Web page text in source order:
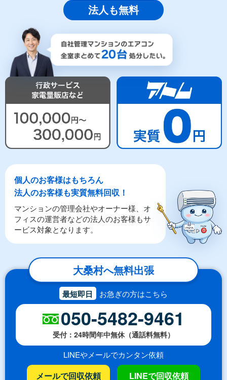
法人も無料
個人のお客様はもちろん
法人のお客様も実質無料回収！
マンションの管理会社やオーナー様、オ
フィスの運営者などの法人のお客様もサ
ービス対象となります。
大桑村へ無料出張
最短即日 お急ぎの方はこちら
050-5482-9461
受付：24時間年中無休（通話料無料）
LINEやメールでカンタン依頼
メールで回収依頼 LINEで回収依頼